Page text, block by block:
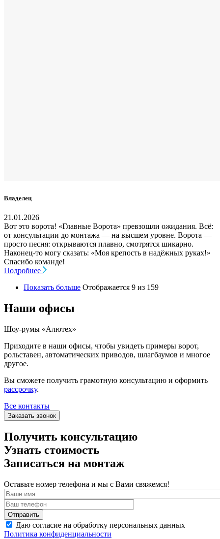
Владелец
21.01.2026
Вот это ворота! «Главные Ворота» превзошли ожидания. Всё:
от консультации до монтажа — на высшем уровне. Ворота —
просто песня: открываются плавно, смотрятся шикарно.
Наконец-то могу сказать: «Моя крепость в надёжных руках!»
Спасибо команде!
Подробнее
Показать больше Отображается 9 из 159
Наши офисы
Шоу-румы «Алютех»
Приходите в наши офисы, чтобы увидеть примеры ворот,
рольставен, автоматических приводов, шлагбаумов и многое
другое.
Вы сможете получить грамотную консультацию и оформить
рассрочку.
Все контакты
Заказать звонок
Получить консультацию
Узнать стоимость
Записаться на монтаж
Оставьте номер телефона и мы с Вами свяжемся!
Даю согласие на обработку персональных данных
Политика конфиденциальности